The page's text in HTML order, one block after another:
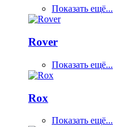
Показать ещё...
Rover
Показать ещё...
Rox
Показать ещё...